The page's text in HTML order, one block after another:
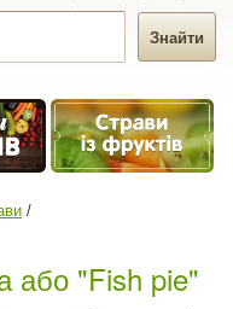
або "Fish pie"